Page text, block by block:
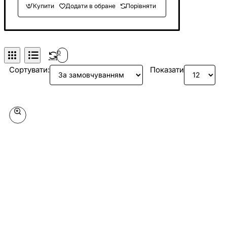
Купити Додати в обране Порівняти
0
Сортувати: Показати